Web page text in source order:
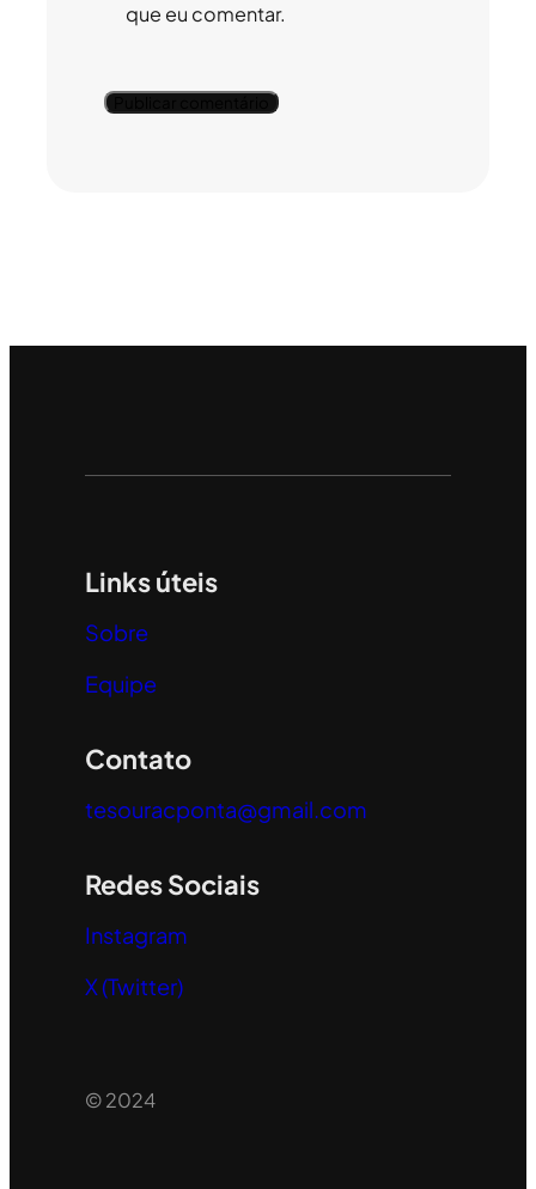
que eu comentar.
Links úteis
Sobre
Equipe
Contato
tesouracponta@gmail.com
Redes Sociais
Instagram
X (Twitter)
© 2024